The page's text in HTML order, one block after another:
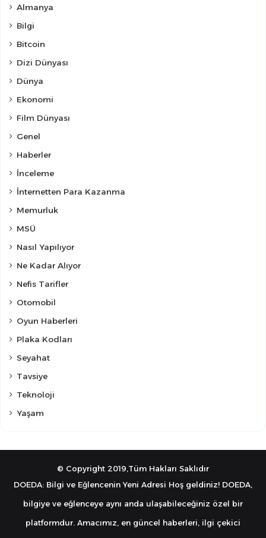
Almanya
Bilgi
Bitcoin
Dizi Dünyası
Dünya
Ekonomi
Film Dünyası
Genel
Haberler
İnceleme
İnternetten Para Kazanma
Memurluk
MSÜ
Nasıl Yapılıyor
Ne Kadar Alıyor
Nefis Tarifler
Otomobil
Oyun Haberleri
Plaka Kodları
Seyahat
Tavsiye
Teknoloji
Yaşam
© Copyright 2019,Tüm Hakları Saklıdır
DOEDA: Bilgi ve Eğlencenin Yeni Adresi Hoş geldiniz! DOEDA,
bilgiye ve eğlenceye aynı anda ulaşabileceğiniz özel bir
platformdur. Amacımız, en güncel haberleri, ilgi çekici